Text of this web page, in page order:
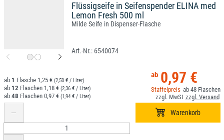
Flüssigseife in Seifenspender ELINA med
Lemon Fresh 500 ml
Milde Seife in Dispenser-Flasche
6540074
0,97 €
48
1 1,25 € (2,50 € / Liter)
12 1,18 € (2,36 € / Liter)
48 0,97 € (1,94 € / Liter)